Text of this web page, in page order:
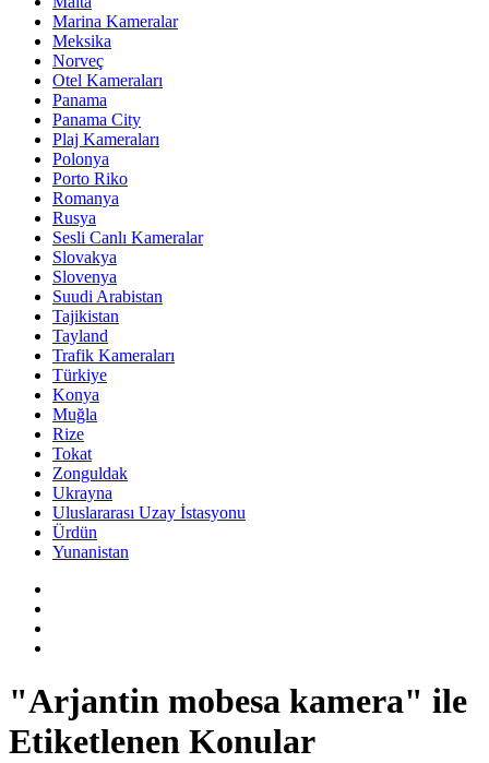
Marina Kameralar
Meksika
Norveç
Otel Kameraları
Panama
Panama City
Plaj Kameraları
Polonya
Porto Riko
Romanya
Rusya
Sesli Canlı Kameralar
Slovakya
Slovenya
Suudi Arabistan
Tajikistan
Tayland
Trafik Kameraları
Türkiye
Konya
Muğla
Rize
Tokat
Zonguldak
Ukrayna
Uluslararası Uzay İstasyonu
Ürdün
Yunanistan
"Arjantin mobesa kamera" ile
Etiketlenen Konular